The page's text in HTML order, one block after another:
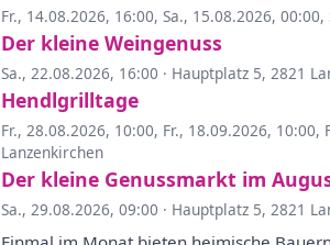
Fr., 14.08.2026, 16:00, Sa., 15.08.2026, 00:00,
Der kleine Weingenuss
Sa., 22.08.2026, 16:00 · Hauptplatz 5, 2821
Hendlgrilltage
Fr., 28.08.2026, 10:00, Fr., 18.09.2026, 10:00,
Lanzenkirchen
Der kleine Genussmarkt im
Sa., 29.08.2026, 09:00 · Hauptplatz 5, 2821